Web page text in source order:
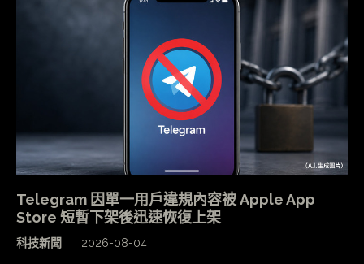
Telegram 因單一用戶違規內容被 Apple App
Store 短暫下架後迅速恢復上架
科技新聞 2026-08-04